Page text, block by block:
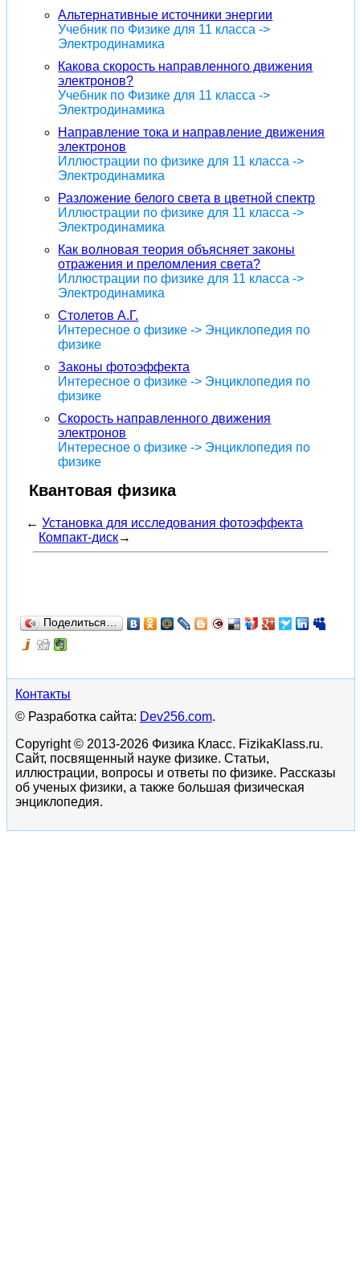
Альтернативные источники энергии
Учебник по Физике для 11 класса ->
Электродинамика
Какова скорость направленного движения
электронов?
Учебник по Физике для 11 класса ->
Электродинамика
Направление тока и направление движения
электронов
Иллюстрации по физике для 11 класса ->
Электродинамика
Разложение белого света в цветной спектр
Иллюстрации по физике для 11 класса ->
Электродинамика
Как волновая теория объясняет законы
отражения и преломления света?
Иллюстрации по физике для 11 класса ->
Электродинамика
Столетов А.Г.
Интересное о физике -> Энциклопедия по
физике
Законы фотоэффекта
Интересное о физике -> Энциклопедия по
физике
Скорость направленного движения
электронов
Интересное о физике -> Энциклопедия по
физике
Квантовая физика
←Установка для исследования фотоэффекта
Компакт-диск→
Поделиться…
Контакты
© Разработка сайта: Dev256.com.
Copyright © 2013-2026 Физика Класс. FizikaKlass.ru.
Сайт, посвященный науке физике. Статьи,
иллюстрации, вопросы и ответы по физике. Рассказы
об ученых физики, а также большая физическая
энциклопедия.